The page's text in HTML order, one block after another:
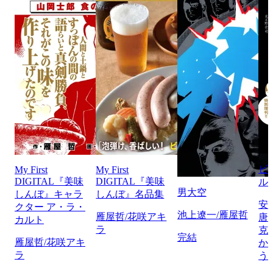
My First
DIGITAL『美味
しんぼ』キャラ
クター ア・ラ・
カルト
雁屋哲/花咲アキ
ラ
My First
DIGITAL『美味
しんぼ』名品集
雁屋哲/花咲アキ
ラ
男大空
池上遼一/雁屋哲
完結
ビ
ル
安
唐
克
か
う